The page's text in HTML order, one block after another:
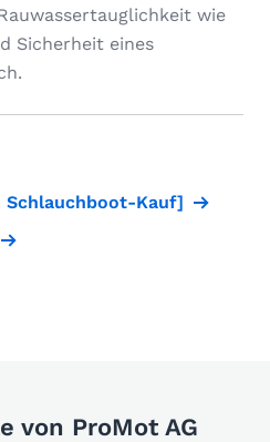
wie
Sicherheit eines
Kauf]
von ProMot AG